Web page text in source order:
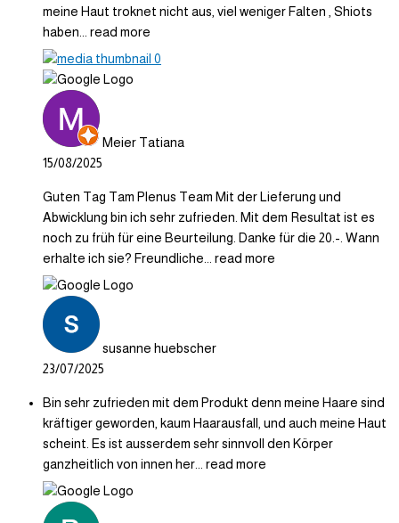
meine Haut troknet nicht aus, viel weniger Falten , Shiots
haben ... read more
Meier Tatiana
15/08/2025
Guten Tag Tam Plenus Team Mit der Lieferung und
Abwicklung bin ich sehr zufrieden. Mit dem Resultat ist es
noch zu früh für eine Beurteilung. Danke für die 20.-. Wann
erhalte ich sie? Freundliche ... read more
susanne huebscher
23/07/2025
Bin sehr zufrieden mit dem Produkt denn meine Haare sind
kräftiger geworden, kaum Haarausfall, und auch meine Haut
scheint. Es ist ausserdem sehr sinnvoll den Körper
ganzheitlich von innen her ... read more